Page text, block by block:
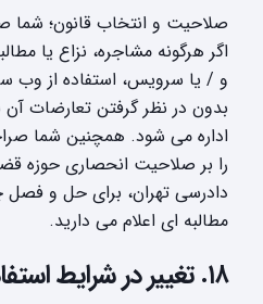
صلاحیت و انتخاب قانون؛ شما
اگر هرگونه مشاجره، نزاع یا
و / یا سرویس، استفاده از وب
بدون در نظر گرفتن تعارضات آن
اداره می شود. همچنین شما
را بر صلاحیت انحصاری حوزه
دادرسی تهران، برای حل و فصل
مطالبه ای اعلام می دارید.
۱۸. تغییر در شرایط استفاده و سرویس ها